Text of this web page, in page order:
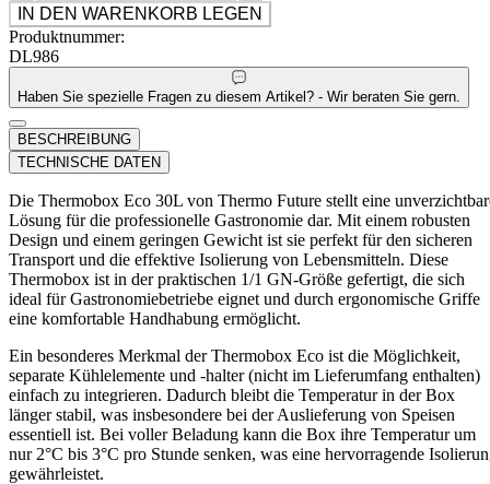
IN DEN WARENKORB LEGEN
Produktnummer:
DL986
Haben Sie spezielle Fragen zu diesem Artikel? - Wir beraten Sie gern.
BESCHREIBUNG
TECHNISCHE DATEN
Die Thermobox Eco 30L von Thermo Future stellt eine
Lösung für die professionelle Gastronomie dar. Mit einem robusten
Design und einem geringen Gewicht ist sie perfekt für den sicheren
Transport und die effektive Isolierung von Lebensmitteln. Diese
Thermobox ist in der praktischen 1/1 GN-Größe gefertigt, die sich
ideal für Gastronomiebetriebe eignet und durch ergonomische Griffe
eine komfortable Handhabung ermöglicht.
Ein besonderes Merkmal der Thermobox Eco ist die Möglichkeit,
separate Kühlelemente und -halter (nicht im Lieferumfang enthalten)
einfach zu integrieren. Dadurch bleibt die Temperatur in der Box
länger stabil, was insbesondere bei der Auslieferung von Speisen
essentiell ist. Bei voller Beladung kann die Box ihre Temperatur um
nur 2°C bis 3°C pro Stunde senken, was eine hervorragende
gewährleistet.